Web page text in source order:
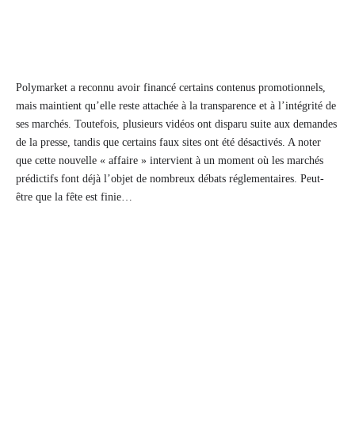
Polymarket a reconnu avoir financé certains contenus promotionnels,
mais maintient qu’elle reste attachée à la transparence et à l’intégrité de
ses marchés. Toutefois, plusieurs vidéos ont disparu suite aux demandes
de la presse, tandis que certains faux sites ont été désactivés. A noter
que cette nouvelle « affaire » intervient à un moment où les marchés
prédictifs font déjà l’objet de nombreux débats réglementaires. Peut-
être que la fête est finie…